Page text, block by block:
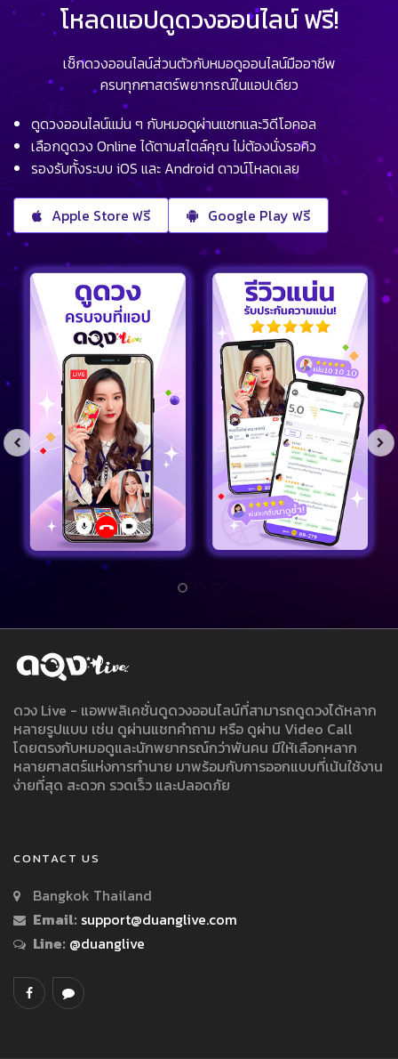
โหลดแอปดูดวงออนไลน์ ฟรี!
เช็กดวงออนไลน์ส่วนตัวกับหมอดูออนไลน์มืออาชีพ
ครบทุกศาสตร์พยากรณ์ในแอปเดียว
ดูดวงออนไลน์แม่น ๆ กับหมอดูผ่านแชทและวิดีโอคอล
เลือกดูดวง Online ได้ตามสไตล์คุณ ไม่ต้องนั่งรอคิว
รองรับทั้งระบบ iOS และ Android ดาวน์โหลดเลย
Apple Store ฟรี Google Play ฟรี
ดวง Live - แอพพลิเคชั่นดูดวงออนไลน์ที่สามารถดูดวงได้หลาก
หลายรูปแบบ เช่น ดูผ่านแชทคำถาม หรือ ดูผ่าน Video Call
โดยตรงกับหมอดูและนักพยากรณ์กว่าพันคน มีให้เลือกหลาก
หลายศาสตร์แห่งการทำนาย มาพร้อมกับการออกแบบที่เน้นใช้งาน
ง่ายที่สุด สะดวก รวดเร็ว และปลอดภัย
CONTACT US
Bangkok Thailand
Email: support@duanglive.com
Line: @duanglive